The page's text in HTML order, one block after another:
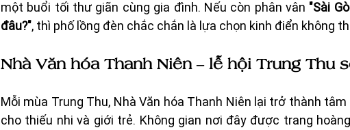
một buổi tối thư giãn cùng gia đình. Nếu còn phân vân "Sài
đâu?", thì phố lồng đèn chắc chắn là lựa chọn kinh điển không
Nhà Văn hóa Thanh Niên – lễ hội Trung Thu
Mỗi mùa Trung Thu, Nhà Văn hóa Thanh Niên lại trở thành
cho thiếu nhi và giới trẻ. Không gian nơi đây được trang